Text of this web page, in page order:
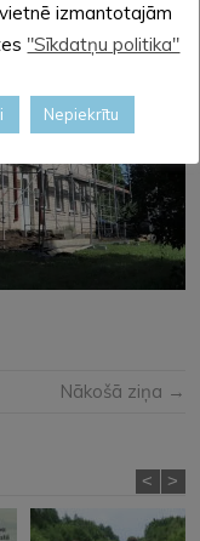
Nākošā ziņa →
< >
izmantotajām
"Sīkdatņu politika"
Nepiekrītu